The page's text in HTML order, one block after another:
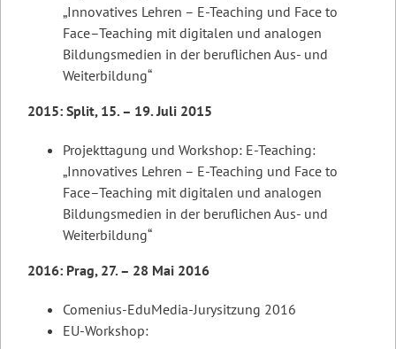
„Innovatives Lehren – E-Teaching und Face to
Face–Teaching mit digitalen und analogen
Bildungsmedien in der beruflichen Aus- und
Weiterbildung“
2015: Split, 15. – 19. Juli 2015
Projekttagung und Workshop: E-Teaching:
„Innovatives Lehren – E-Teaching und Face to
Face–Teaching mit digitalen und analogen
Bildungsmedien in der beruflichen Aus- und
Weiterbildung“
2016: Prag, 27. – 28 Mai 2016
Comenius-EduMedia-Jurysitzung 2016
EU-Workshop: